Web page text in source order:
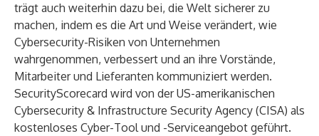
trägt auch weiterhin dazu bei, die Welt sicherer zu
machen, indem es die Art und Weise verändert, wie
Cybersecurity-Risiken von Unternehmen
wahrgenommen, verbessert und an ihre Vorstände,
Mitarbeiter und Lieferanten kommuniziert werden.
SecurityScorecard wird von der US-amerikanischen
Cybersecurity & Infrastructure Security Agency (CISA) als
kostenloses Cyber-Toolund -Serviceangebot geführt.